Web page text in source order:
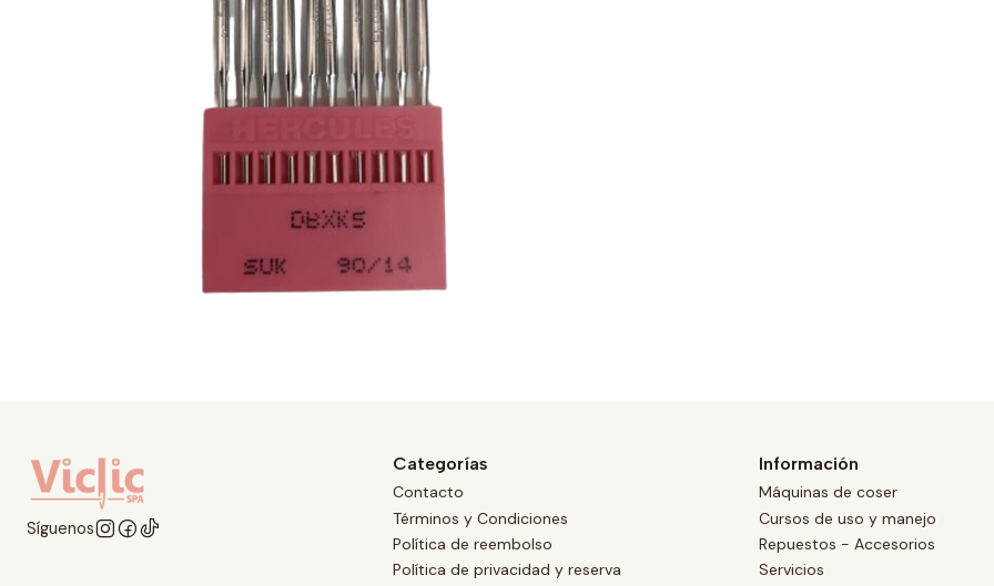
Síguenos
Categorías
Contacto
Términos y Condiciones
Política de reembolso
Política de privacidad y reserva
Información
Máquinas de coser
Cursos de uso y manejo
Repuestos - Accesorios
Servicios